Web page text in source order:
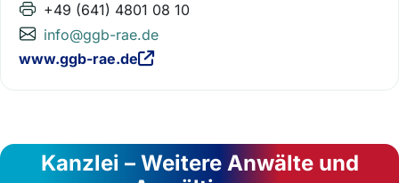
+49 (641) 4801 08 10
info@ggb-rae.de
www.ggb-rae.de
Kanzlei – Weitere Anwälte und